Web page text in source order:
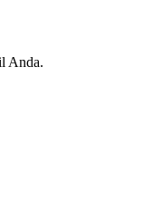
Anda.